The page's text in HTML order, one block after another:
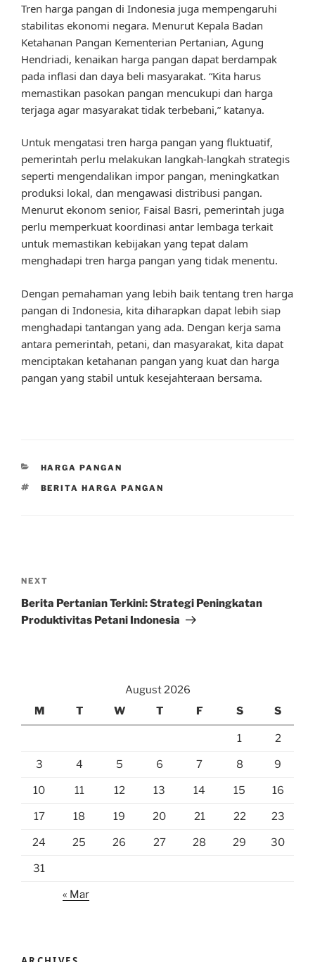
Tren harga pangan di Indonesia juga mempengaruhi
stabilitas ekonomi negara. Menurut Kepala Badan
Ketahanan Pangan Kementerian Pertanian, Agung
Hendriadi, kenaikan harga pangan dapat berdampak
pada inflasi dan daya beli masyarakat. “Kita harus
memastikan pasokan pangan mencukupi dan harga
terjaga agar masyarakat tidak terbebani,” katanya.
Untuk mengatasi tren harga pangan yang fluktuatif,
pemerintah perlu melakukan langkah-langkah strategis
seperti mengendalikan impor pangan, meningkatkan
produksi lokal, dan mengawasi distribusi pangan.
Menurut ekonom senior, Faisal Basri, pemerintah juga
perlu memperkuat koordinasi antar lembaga terkait
untuk memastikan kebijakan yang tepat dalam
menghadapi tren harga pangan yang tidak menentu.
Dengan pemahaman yang lebih baik tentang tren harga
pangan di Indonesia, kita diharapkan dapat lebih siap
menghadapi tantangan yang ada. Dengan kerja sama
antara pemerintah, petani, dan masyarakat, kita dapat
menciptakan ketahanan pangan yang kuat dan harga
pangan yang stabil untuk kesejahteraan bersama.
CATEGORIES
HARGA PANGAN
TAGS
BERITA HARGA PANGAN
navigation
Next
Post
NEXT
Berita Pertanian Terkini: Strategi Peningkatan
Produktivitas Petani Indonesia
August 2026
M
T W T F S S
1 2
3 4 5 6 7 8 9
10 11 12 13 14 15 16
17 18 19 20 21 22 23
24 25 26 27 28 29 30
31
« Mar